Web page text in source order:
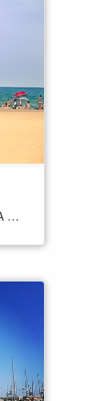
LA PLAYA DE LA MALVARROSA SE ENCUENTRA EN LA LOCALIDAD DE ALMASSORA, A UNOS 8 KILÓMETROS AL NORTE DE LA CIUDAD DE CASTELLÓN DE LA PLANA. ES UNA PLAYA DE ARENA FINA Y DORADA CON UNA LONGITUD DE APROXIMADAMENTE 1,5 KILÓMETROS Y UNA ANCHURA MEDIA DE UNOS 60 METROS. CUENTA CON AGUAS CRISTALINAS Y UNA PENDIENTE SUAVE, POR LO QUE ES MUY ADECUADA PARA EL BAÑO Y PARA LA PRÁCTICA DE DEPORTES ACUÁTICOS COMO EL WINDSURF O EL KITESURF. LA PLAYA DE LA MALVARROSA CUENTA CON UNA AMPLIA OFERTA DE SERVICIOS Y EQUIPAMIENTOS PARA LOS VISITANTES, COMO CHIRINGUITOS, RESTAURANTES, DUCHAS, ASEOS, APARCAMIENTO, ZONAS DEPORTIVAS, VIGILANCIA Y SOCORRISMO.